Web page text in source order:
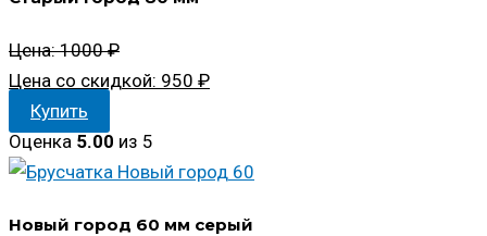
Цена:1000₽Первоначальная
цена
1000 ₽.
Цена со скидкой: 950 ₽Текущая
Купить
Оценка 5.00 из 5
Новый город 60 мм серый